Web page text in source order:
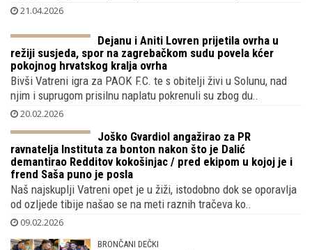
21.04.2026
Dejanu i Aniti Lovren prijetila ovrha u
režiji susjeda, spor na zagrebačkom sudu povela kćer
pokojnog hrvatskog kralja ovrha
Bivši Vatreni igra za PAOK F.C. te s obitelji živi u Solunu, nad
njim i suprugom prisilnu naplatu pokrenuli su zbog du..
20.02.2026
Joško Gvardiol angažirao za PR
ravnatelja Instituta za bonton nakon što je Dalić
demantirao Redditov kokošinjac / pred ekipom u kojoj je i
frend Saša puno je posla
Naš najskuplji Vatreni opet je u žiži, istodobno dok se oporavlja
od ozljede tibije našao se na meti raznih tračeva ko..
09.02.2026
BRONČANI DEČKI